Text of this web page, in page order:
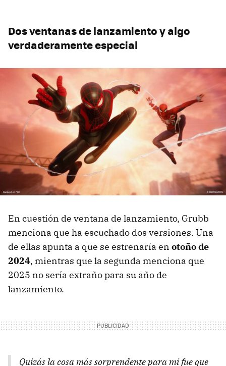
Dos ventanas de lanzamiento yalgo
verdaderamente especial
En cuestión de ventana de lanzamiento, Grubb
menciona que ha escuchado dos versiones. Una
de ellas apunta a que se estrenaría en otoño de
2024, mientras que la segunda menciona que
2025 no sería extraño para su año de
lanzamiento.
Quizás la cosa más sorprendente para mi fue que